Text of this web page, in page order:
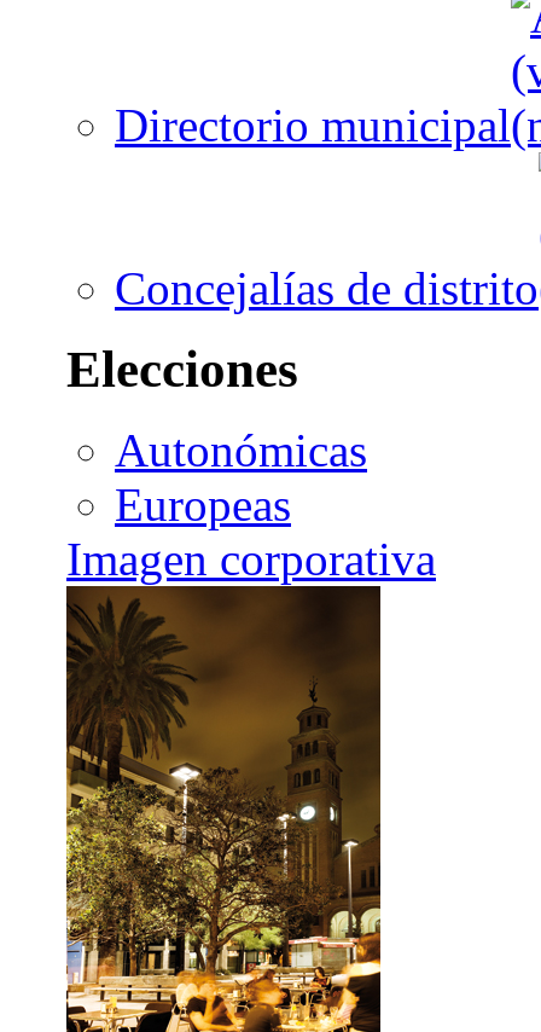
Directorio municipal
Concejalías de distrito
Elecciones
Autonómicas
Europeas
Imagen corporativa